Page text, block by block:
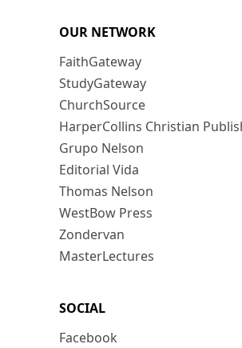
OUR NETWORK
FaithGateway
StudyGateway
ChurchSource
HarperCollins Christian
Grupo Nelson
Editorial Vida
Thomas Nelson
WestBow Press
Zondervan
MasterLectures
SOCIAL
Facebook